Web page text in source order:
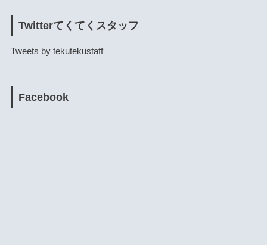
Twitterてくてくスタッフ
Tweets by tekutekustaff
Facebook